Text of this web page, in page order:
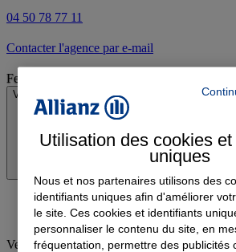
04 50 78 77 11
Contacter l'agence par e-mail
Fermé
Voir les horaires
Vendredi: 09:00-12:00, 14:00-18:00
Utilisation des cookies
uniques
Nous et nos partenaires utilisons des
identifiants uniques afin d'améliorer
le site. Ces cookies et identifiants
personnaliser le contenu du site, en
fréquentation, permettre des publicités